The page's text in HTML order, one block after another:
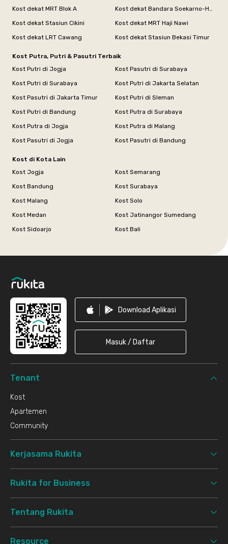
Kost dekat MRT Blok A
Kost dekat Bandara Soekarno-Hatta
Kost dekat Stasiun Cikini
Kost dekat MRT Haji Nawi
Kost dekat LRT Cawang
Kost dekat Stasiun Bekasi Timur
Kost Putra, Putri & Pasutri Terbaik
Kost Putri di Jogja
Kost Pasutri di Surabaya
Kost Putri di Surabaya
Kost Putri di Jakarta Selatan
Kost Pasutri di Jakarta Timur
Kost Putri di Sleman
Kost Putri di Bandung
Kost Putra di Surabaya
Kost Putra di Jogja
Kost Putra di Malang
Kost Pasutri di Jogja
Kost Pasutri di Bandung
Kost di Kota Lain
Kost Jogja
Kost Semarang
Kost Bandung
Kost Surabaya
Kost Malang
Kost Solo
Kost Medan
Kost Jatinangor Sumedang
Kost Sidoarjo
Kost Bali
Download Aplikasi
Masuk / Daftar
Tenant
Kost
Apartemen
Community
Kerjasama Rukita
Rukita for Business
Tentang Rukita
Resource